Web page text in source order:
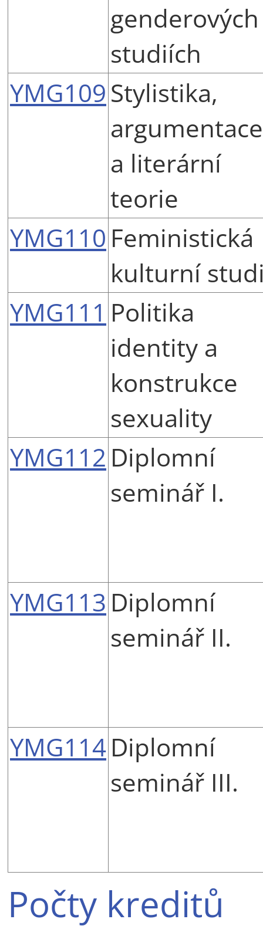
genderových
studiích
YMG109Stylistika,
argumentace
a literární
teorie
YMG110 Feministická
kulturní
YMG111 Politika
identity a
konstrukce
sexuality
YMG112 Diplomní
seminář I.
YMG113 Diplomní
seminář II.
YMG114Diplomní
seminář III.
Počty kreditů